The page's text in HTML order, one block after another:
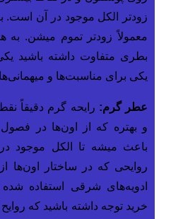
زودتر الکل موجود در آن است.
معمولاً زودتر تموم میشن. به
بطری متفاوت داشته باشید
یکی برای مناسبت‌ها و
عطر گرم: رایحه گرم دقیقاً
و بهتره که از اون‌ها در
باعث میشه تا الکل موجود در
روایحی که در ساختار اون‌ها
ادویه‌‌های شرقی استفاده
خرید توجه داشته باشید که